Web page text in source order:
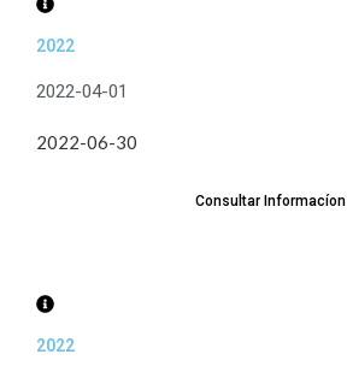
2022
2022-04-01
2022-06-30
Consultar Informacíon
2022